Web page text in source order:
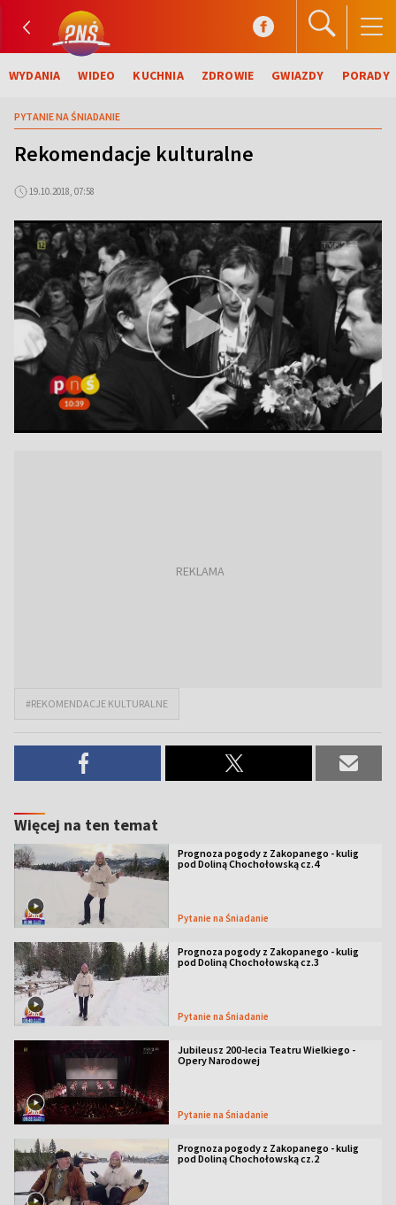
WYDANIA WIDEO KUCHNIA ZDROWIE GWIAZDY PORADY
PYTANIE NA ŚNIADANIE
Rekomendacje kulturalne
19.10.2018, 07:58
#REKOMENDACJE KULTURALNE
Więcej na ten temat
Prognoza pogody z Zakopanego - kulig
pod Doliną Chochołowską cz.4
Pytanie na Śniadanie
Prognoza pogody z Zakopanego - kulig
pod Doliną Chochołowską cz.3
Pytanie na Śniadanie
Jubileusz 200-lecia Teatru Wielkiego -
Opery Narodowej
Pytanie na Śniadanie
Prognoza pogody z Zakopanego - kulig
pod Doliną Chochołowską cz.2